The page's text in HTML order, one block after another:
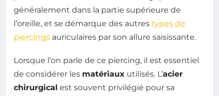
généralement dans la partie supérieure de
l’oreille, et se démarque des autres types de
piercings auriculaires par son allure saisissante.
Lorsque l’on parle de ce piercing, il est essentiel
de considérer les matériaux utilisés. L’acier
chirurgical est souvent privilégié pour sa